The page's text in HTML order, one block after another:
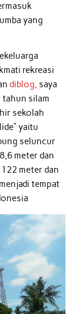
yang
rekreasi
diblog, saya
tahun silam
sekolah
yaitu
seluncur
meter dan
meter dan
tempat